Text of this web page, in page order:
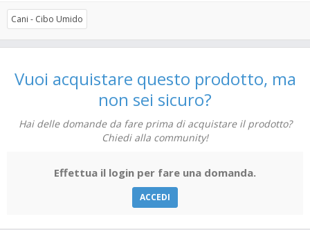
Vitamina A 3000 U.I./kg., Vitamina D3 200 U.I./kg., Vitamina E
(tutto-rac-alfa tocoferile acetato) 6 mg./kg.
Cani - Cibo Umido
Vuoi acquistare questo prodotto, ma
non sei sicuro?
Hai delle domande da fare prima di acquistare il prodotto?
Chiedi alla community!
Effettua il login per fare una domanda.
ACCEDI